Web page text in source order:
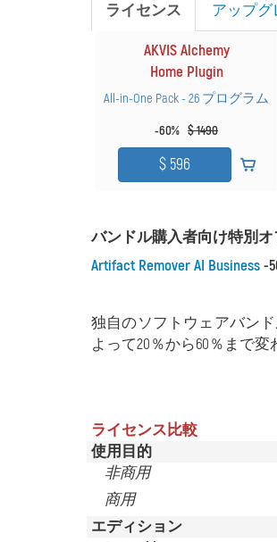
ライセンス アップグ
AKVIS Alchemy
Home Plugin
All-in-One Pack - 26 プログラム
-60%$ 1490
バンドル購入者向け特別
Artifact Remover AI Business-
独自のソフトウェアバン
よって20％から60％まで変
ライセンス比較
使用目的
非商用
商用
エディション